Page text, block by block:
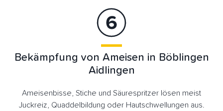
Bekämpfung von Ameisen in Böblingen
Aidlingen
Ameisenbisse, Stiche und Säurespritzer lösen meist
Juckreiz, Quaddelbildung oder Hautschwellungen aus.